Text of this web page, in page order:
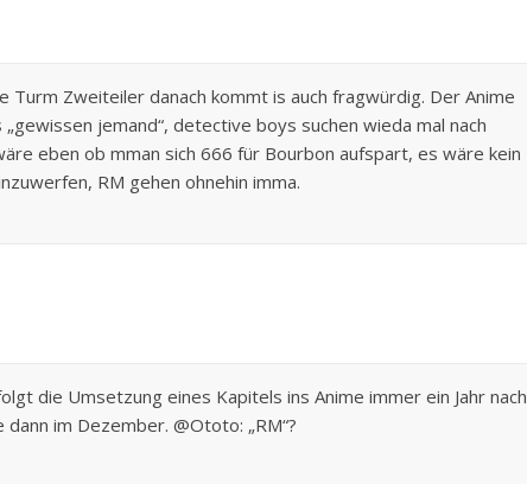
Turm Zweiteiler danach kommt is auch fragwürdig. Der Anime
jemand“, detective boys suchen wieda mal nach
eben ob mman sich 666 für Bourbon aufspart, es wäre kein
RM gehen ohnehin imma.
die Umsetzung eines Kapitels ins Anime immer ein Jahr nach
im Dezember. @Ototo: „RM“?